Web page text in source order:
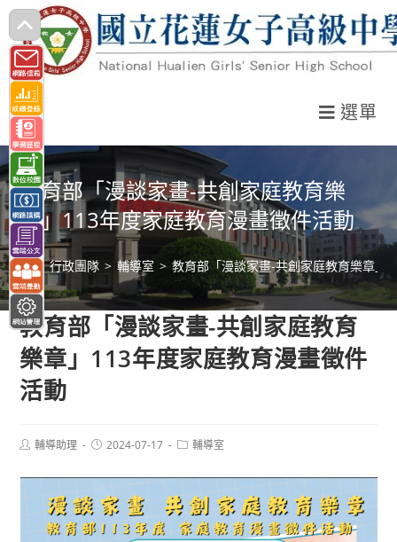
跳
轉
至
主
要
內
容
選單
教育部「漫談家畫-共創家庭教育樂
章」113年度家庭教育漫畫徵件活動
> 行政團隊 > 輔導室 > 教育部「漫談家畫-共創家庭教育樂章」
教育部「漫談家畫-共創家庭教育
樂章」113年度家庭教育漫畫徵件
活動
Post輔導助理
Post2024-07-17
Post輔導室